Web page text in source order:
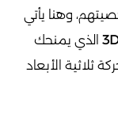
وهنا يأتي
الذي يمنحك
ثلاثية الأبعاد